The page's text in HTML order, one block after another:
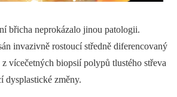
břicha neprokázalo jinou patologii.
invazivně rostoucí středně diferencovaný
vícečetných biopsií polypů tlustého střeva
dysplastické změny.